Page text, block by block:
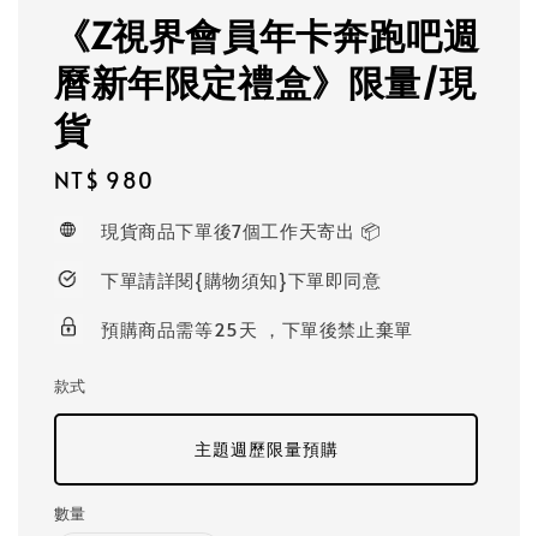
《Z視界會員年卡奔跑吧週
曆新年限定禮盒》限量/現
貨
Regular
NT$ 980
現貨商品下單後7個工作天寄出 📦
下單請詳閱{購物須知}下單即同意
預購商品需等25天 ，下單後禁止棄單
款式
主題週歷限量預購
數量